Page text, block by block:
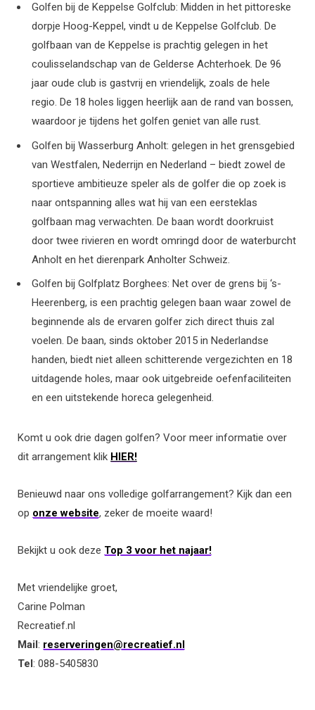
Golfen bij de Keppelse Golfclub: Midden in het pittoreske
dorpje Hoog-Keppel, vindt u de Keppelse Golfclub. De
golfbaan van de Keppelse is prachtig gelegen in het
coulisselandschap van de Gelderse Achterhoek. De 96
jaar oude club is gastvrij en vriendelijk, zoals de hele
regio. De 18 holes liggen heerlijk aan de rand van bossen,
waardoor je tijdens het golfen geniet van alle rust.
Golfen bij Wasserburg Anholt: gelegen in het grensgebied
van Westfalen, Nederrijn en Nederland – biedt zowel de
sportieve ambitieuze speler als de golfer die op zoek is
naar ontspanning alles wat hij van een eersteklas
golfbaan mag verwachten. De baan wordt doorkruist
door twee rivieren en wordt omringd door de waterburcht
Anholt en het dierenpark Anholter Schweiz.
Golfen bij Golfplatz Borghees: Net over de grens bij ‘s-
Heerenberg, is een prachtig gelegen baan waar zowel de
beginnende als de ervaren golfer zich direct thuis zal
voelen. De baan, sinds oktober 2015 in Nederlandse
handen, biedt niet alleen schitterende vergezichten en 18
uitdagende holes, maar ook uitgebreide oefenfaciliteiten
en een uitstekende horeca gelegenheid.
Komt u ook drie dagen golfen? Voor meer informatie over
dit arrangement klik HIER!
Benieuwd naar ons volledige golfarrangement? Kijk dan een
op onze website, zeker de moeite waard!
Bekijkt u ook deze Top 3 voor het najaar!
Met vriendelijke groet,
Carine Polman
Recreatief.nl
Mail: reserveringen@recreatief.nl
Tel: 088-5405830